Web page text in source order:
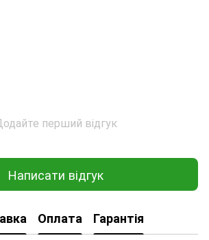
перший відгук
Написати відгук
Оплата Гарантія